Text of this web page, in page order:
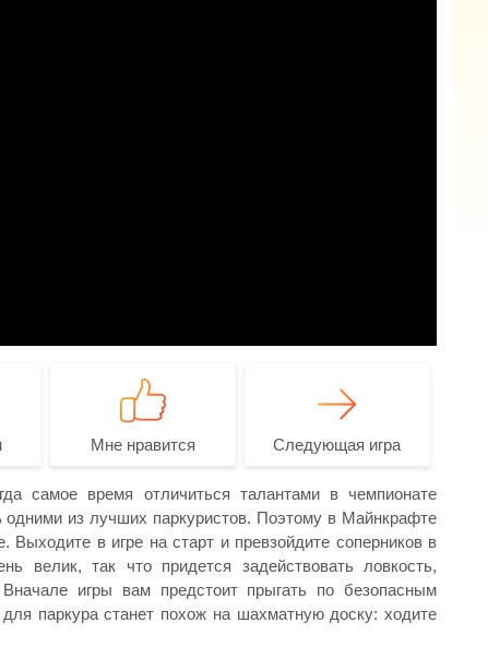
Мне нравится Следующая игра
самое время отличиться талантами в чемпионате
из лучших паркуристов. Поэтому в Майнкрафте
в игре на старт и превзойдите соперников в
велик, так что придется задействовать ловкость,
игры вам предстоит прыгать по безопасным
паркура станет похож на шахматную доску: ходите